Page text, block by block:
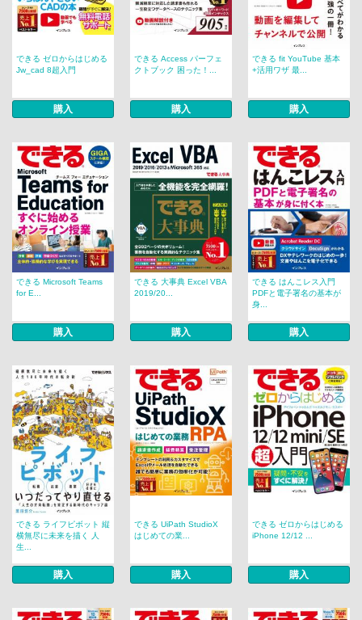
できる ゼロからはじめる
Jw_cad 8超入門
購入
できる Access パーフェ
クトブック 困った！...
購入
できる fit YouTube 基本
+活用ワザ 最...
購入
できる Microsoft Teams
for E...
購入
できる 大事典 Excel VBA
2019/20...
購入
できる はんこレス入門
PDFと電子署名の基本が
身...
購入
できる ライフピボット 縦
横無尽に未来を描く 人
生...
購入
できる UiPath StudioX
はじめての業...
購入
できる ゼロからはじめる
iPhone 12/12 ...
購入